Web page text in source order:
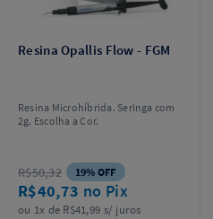
Resina Opallis Flow - FGM
Resina Microhíbrida. Seringa com
2g. Escolha a Cor.
R$50,32 19% OFF
R$40,73 no Pix
ou 1x de R$41,99 s/ juros